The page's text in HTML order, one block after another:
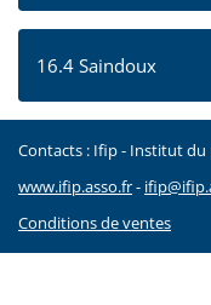
16.4 Saindoux
Contacts : Ifip - Institut du
www.ifip.asso.fr-
Conditions de ventes